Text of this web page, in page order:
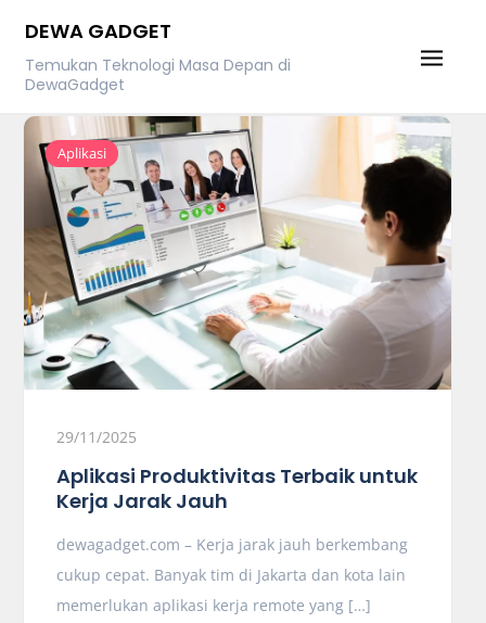
content
DEWA GADGET
Temukan Teknologi Masa Depan di
DewaGadget
Aplikasi
29/11/2025
Aplikasi Produktivitas Terbaik untuk
Kerja Jarak Jauh
dewagadget.com – Kerja jarak jauh berkembang
cukup cepat. Banyak tim di Jakarta dan kota lain
memerlukan aplikasi kerja remote yang […]